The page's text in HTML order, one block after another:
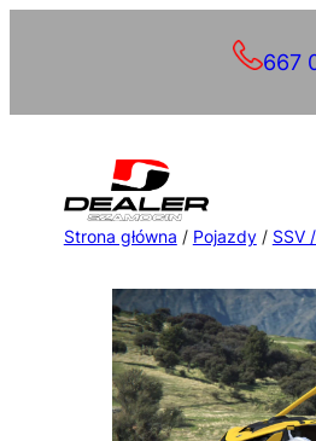
667
Strona główna / Pojazdy/ SSV